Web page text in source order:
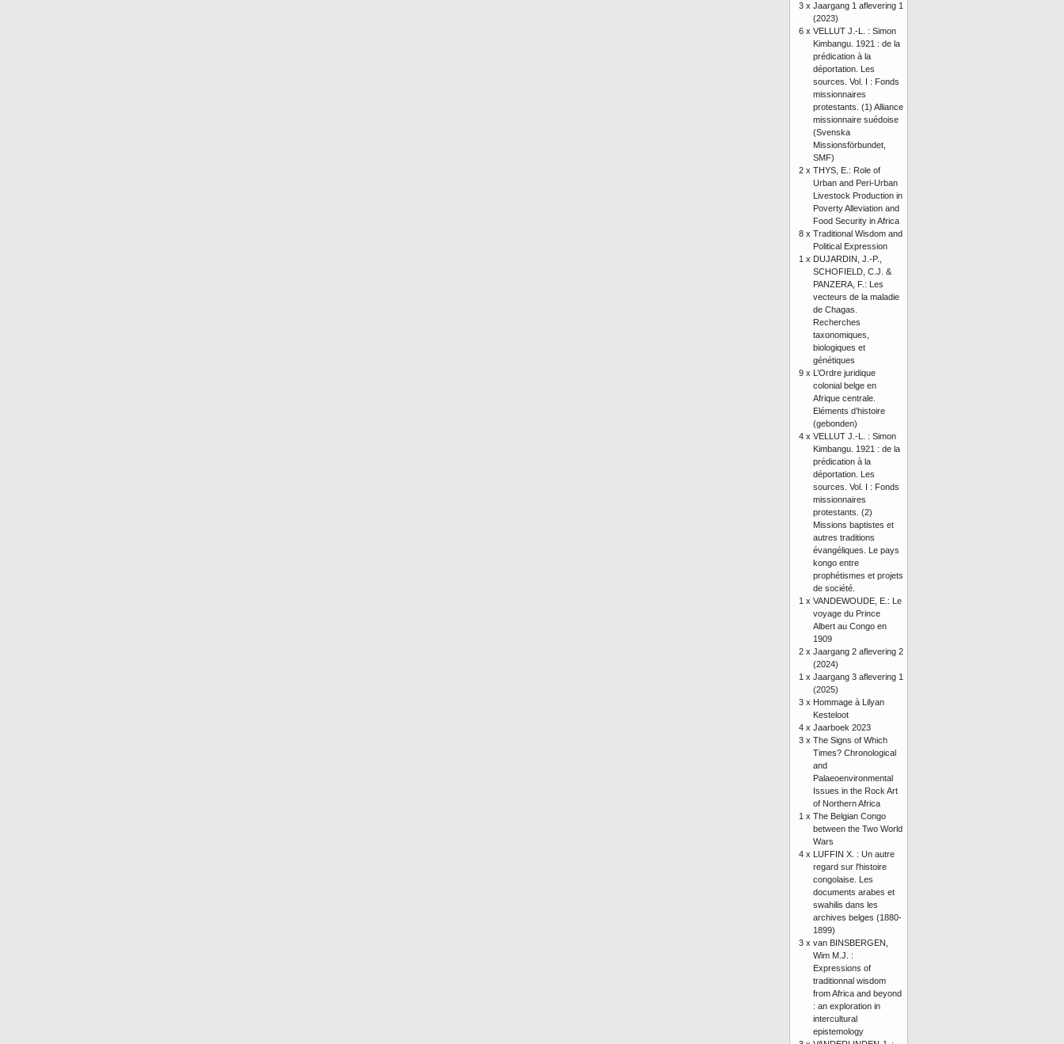
3 x Jaargang 1 aflevering 1
(2023)
6 x VELLUT J.-L. : Simon
Kimbangu. 1921 : de la
prédication à la
déportation. Les
sources. Vol. I : Fonds
missionnaires
protestants. (1) Alliance
missionnaire suédoise
(Svenska
Missionsförbundet,
SMF)
2 x THYS, E.: Role of
Urban and Peri-Urban
Livestock Production in
Poverty Alleviation and
Food Security in Africa
8 x Traditional Wisdom and
Political Expression
1 x DUJARDIN, J.-P.,
SCHOFIELD, C.J. &
PANZERA, F.: Les
vecteurs de la maladie
de Chagas.
Recherches
taxonomiques,
biologiques et
génétiques
9 x L’Ordre juridique
colonial belge en
Afrique centrale.
Eléments d’histoire
(gebonden)
4 x VELLUT J.-L. : Simon
Kimbangu. 1921 : de la
prédication à la
déportation. Les
sources. Vol. I : Fonds
missionnaires
protestants. (2)
Missions baptistes et
autres traditions
évangéliques. Le pays
kongo entre
prophétismes et projets
de société.
1 x VANDEWOUDE, E.: Le
voyage du Prince
Albert au Congo en
1909
2 x Jaargang 2 aflevering 2
(2024)
1 x Jaargang 3 aflevering 1
(2025)
3 x Hommage à Lilyan
Kesteloot
4 x Jaarboek 2023
3 x The Signs of Which
Times? Chronological
and
Palaeoenvironmental
Issues in the Rock Art
of Northern Africa
1 x The Belgian Congo
between the Two World
Wars
4 x LUFFIN X. : Un autre
regard sur l'histoire
congolaise. Les
documents arabes et
swahilis dans les
archives belges (1880-
1899)
3 x van BINSBERGEN,
Wim M.J. :
Expressions of
traditionnal wisdom
from Africa and beyond
: an exploration in
intercultural
epistemology